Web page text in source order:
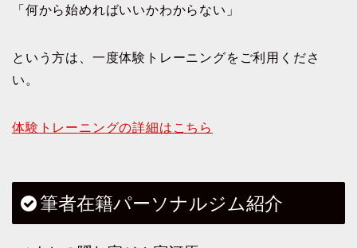
「何から始めればいいかわからない」
という方は、一度体験トレーニングをご利用くださ
い。
体験トレーニングの詳細はこちら
筆者在籍パーソナルジム紹介